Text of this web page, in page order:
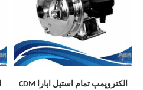
الکتروپمپ تمام استیل ابارا CDM